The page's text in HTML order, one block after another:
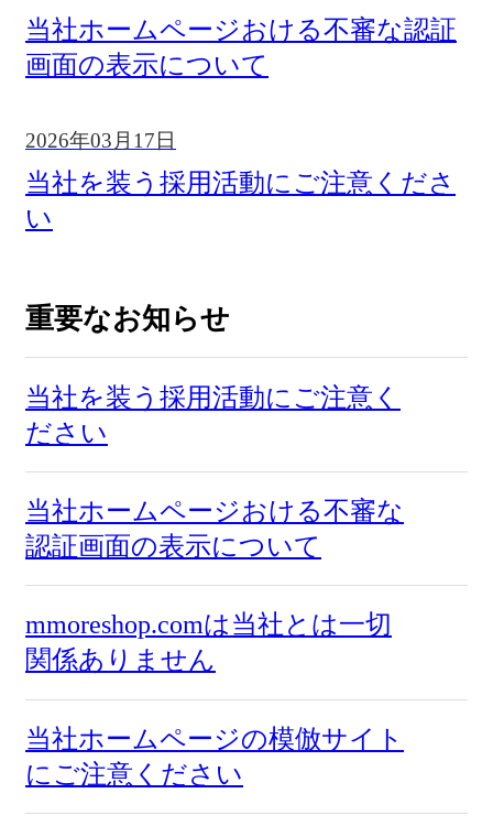
当社ホームページおける不審な認証
画面の表示について
2026年03月17日
当社を装う採用活動にご注意くださ
い
重要なお知らせ
当社を装う採用活動にご注意く
ださい
当社ホームページおける不審な
認証画面の表示について
mmoreshop.comは当社とは一切
関係ありません
当社ホームページの模倣サイト
にご注意ください